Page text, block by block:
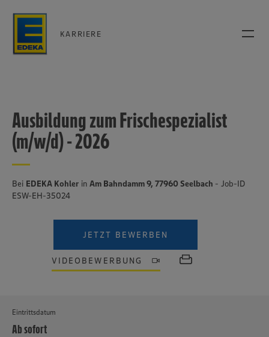
KARRIERE
Ausbildung zum Frischespezialist
(m/w/d) - 2026
Bei EDEKA Kohler in Am Bahndamm 9, 77960 Seelbach - Job-ID
ESW-EH-35024
JETZT BEWERBEN
VIDEOBEWERBUNG
Eintrittsdatum
Ab sofort